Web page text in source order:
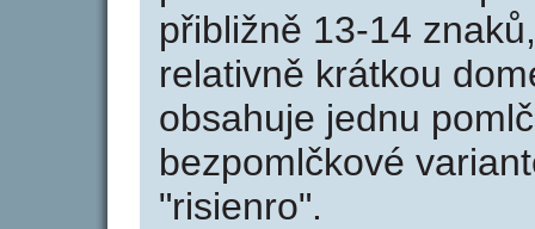
přibližně 13-14
relativně krátkou
obsahuje jednu
bezpomlčkové
"risienro".